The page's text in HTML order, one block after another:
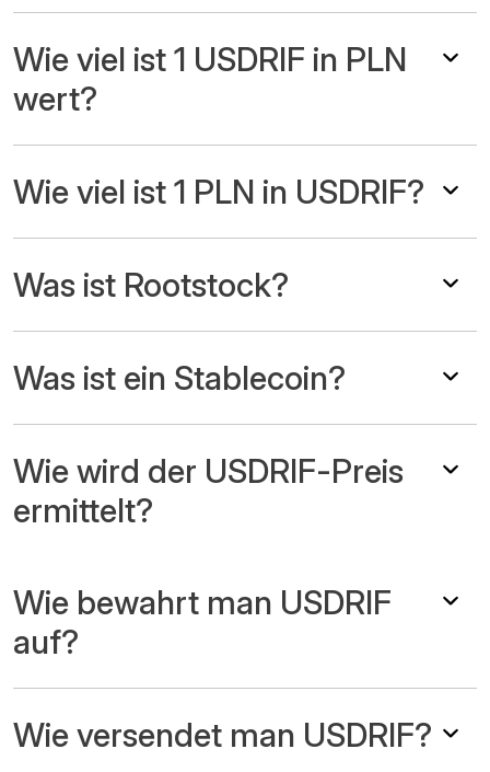
Wie viel ist 1 USDRIF in PLN
wert?
Wie viel ist 1 PLN in USDRIF?
Was ist Rootstock?
Was ist ein Stablecoin?
Wie wird der USDRIF-Preis
ermittelt?
Wie bewahrt man USDRIF
auf?
Wie versendet man USDRIF?